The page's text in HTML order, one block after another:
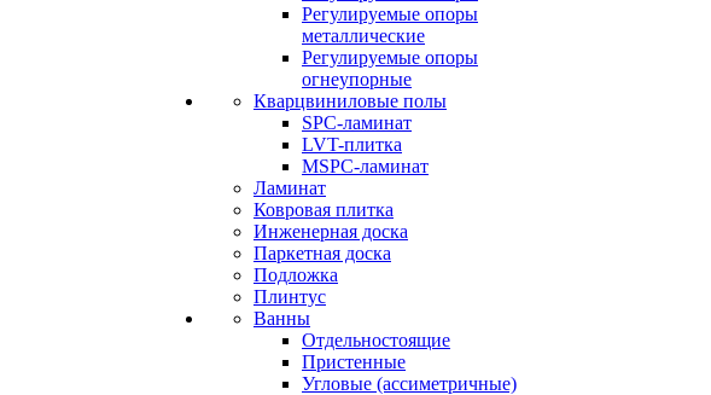
Регулируемые опоры
металлические
Регулируемые опоры
огнеупорные
Кварцвиниловые полы
SPC-ламинат
LVT-плитка
MSPC-ламинат
Ламинат
Ковровая плитка
Инженерная доска
Паркетная доска
Подложка
Плинтус
Ванны
Отдельностоящие
Пристенные
Угловые (ассиметричные)